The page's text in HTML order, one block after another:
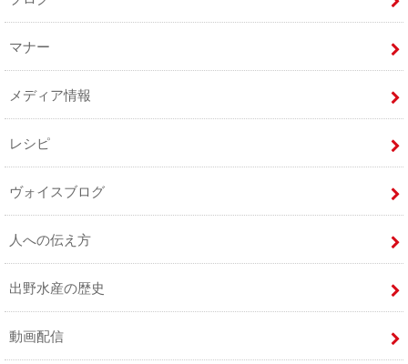
マナー
メディア情報
レシピ
ヴォイスブログ
人への伝え方
出野水産の歴史
動画配信